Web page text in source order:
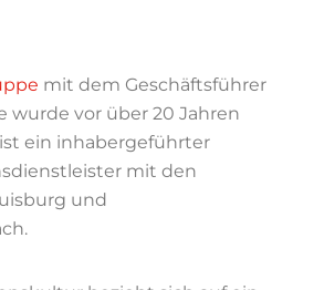
mit dem Geschäftsführer
wurde vor über 20 Jahren
ein inhabergeführter
mit den
und